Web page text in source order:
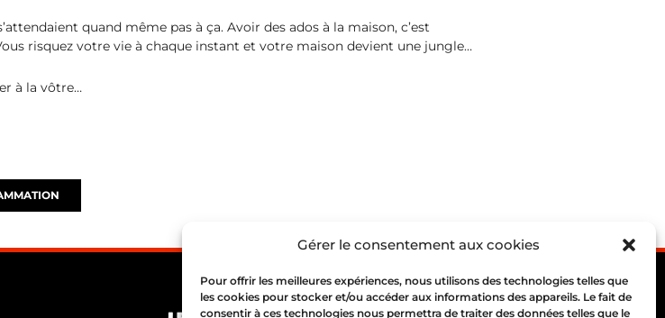
Gérer le consentement aux cookies
Pour offrir les meilleures expériences, nous utilisons des technologies telles que
les cookies pour stocker et/ou accéder aux informations des appareils. Le fait de
consentir à ces technologies nous permettra de traiter des données telles que le
quand même pas à ça. Avoir des ados à la maison, c’est
risquez votre vie à chaque instant et votre maison devient une jungle…
à la vôtre…